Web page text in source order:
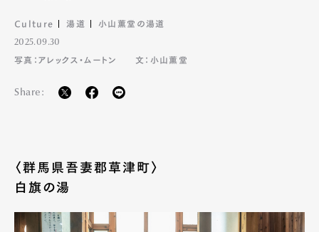
Culture 湯道 小山薫堂の湯道
2025.09.30
写真：アレックス・ムートン
文：小山薫堂
Share:
〈群馬県吾妻郡草津町〉
白旗の湯